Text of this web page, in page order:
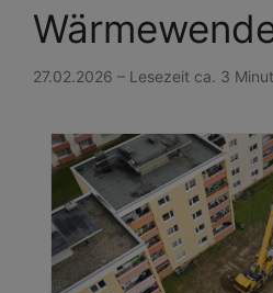
27.02.2026 – Lesezeit ca. 3